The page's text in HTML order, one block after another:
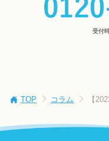
受付
TOP コラム 【